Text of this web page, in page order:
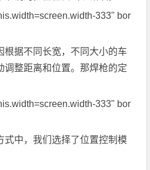
333" bor
据不同长宽，不同大小的车
调整距离和位置。那焊枪的定
333" bor
式中，我们选择了位置控制模